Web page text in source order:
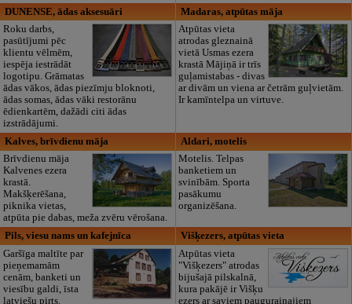
DUNENSE, ādas aksesuāri
Roku darbs,
pasūtījumi pēc
klientu vēlmēm,
iespēja iestrādāt
logotipu. Grāmatas
ādas vākos, ādas piezīmju bloknoti,
ādas somas, ādas vāki restorānu
ēdienkartēm, dažādi citi ādas
izstrādājumi.
Madaras, atpūtas māja
Atpūtas vieta
atrodas gleznainā
vietā Usmas ezera
krastā Mājiņā ir trīs
guļamistabas - divas
ar divām un viena ar četrām guļvietām.
Ir kamīntelpa un virtuve.
Kalves, brīvdienu māja
Brīvdienu māja
Kalvenes ezera
krastā.
Makšķerēšana,
piknika vietas,
atpūta pie dabas, meža zvēru vērošana.
Aldari, motelis
Motelis. Telpas
banketiem un
svinībām. Sporta
pasākumu
organizēšana.
Pils, viesu nams un kafejnīca
Garšīga maltīte par
pieņemamām
cenām, banketi un
viesību galdi, īsta
latviešu pirts.
Višķezers, atpūtas vieta
Atpūtas vieta
"Višķezers" atrodas
bijušajā pilskalnā,
kura pakājē ir Višķu
ezers ar saviem paugurainajiem